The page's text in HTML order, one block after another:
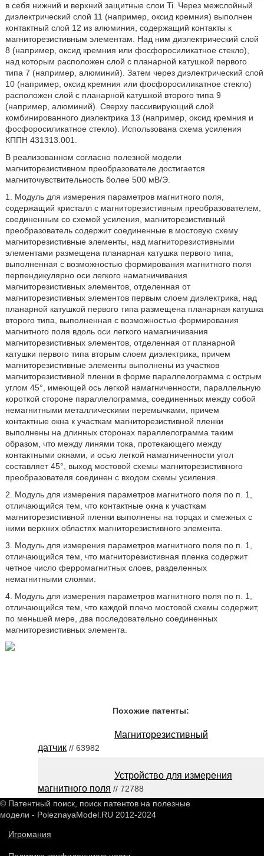
в себя нижний и верхний защитные слои Ti. Через межслойный
диэлектрический слой 11 (например, оксид кремния) выполнен
контактный слой 12 из алюминия, содержащий контакты к
магниторезистивным элементам. Над ним диэлектрический слой
8 (например, оксид кремния или фосфоросиликатное стекло),
над которым расположен слой с планарной катушкой первого
типа 7 (например, алюминий). Затем через диэлектрический слой
10 (например, оксид кремния или фосфоросиликатное стекло)
расположен слой с планарной катушкой второго типа 9
(например, алюминий). Сверху пассивирующий слой
комбинированного диэлектрика 13 (например, оксид кремния и
фосфоросиликатное стекло). Использована схема усиления
КППН 431313.001.
В реализованном согласно полезной модели
магниторезистивном преобразователе достигается
магниточувствительность более 500 мВ/Э.
1. Модуль для измерения параметров магнитного поля,
содержащий кристалл с магниторезистивным преобразователем,
соединенным со схемой усиления, магниторезистивный
преобразователь содержит соединенные в мостовую схему
магниторезистивные элементы, над магниторезистивными
элементами размещена планарная катушка первого типа,
выполненная с возможностью формирования магнитного поля
перпендикулярно оси легкого намагничивания
магниторезистивных элементов, отделенная от
магниторезистивных элементов первым слоем диэлектрика, над
планарной катушкой первого типа размещена планарная катушка
второго типа, выполненная с возможностью формирования
магнитного поля вдоль оси легкого намагничивания
магниторезистивных элементов, отделенная от планарной
катушки первого типа вторым слоем диэлектрика, причем
магниторезистивные элементы выполнены из участков
магниторезистивной пленки в форме параллелограмма с острым
углом 45°, имеющей ось легкой намагниченности, параллельную
короткой стороне параллелограмма, соединенных между собой
немагнитными металлическими перемычками, причем
контактные окна к участкам магниторезистивной пленки
выполнены на длинных сторонах параллелограмма таким
образом, что между линями тока, протекающего между
контактными окнами, и осью легкой намагниченности угол
составляет 45°, выход мостовой схемы магниторезистивного
преобразователя соединен с входом схемы усиления.
2. Модуль для измерения параметров магнитного поля по п. 1,
отличающийся тем, что контактные окна к участкам
магниторезистивной пленки выполнены на торцах и смежных с
ними верхних областях магниторезистивного элемента.
3. Модуль для измерения параметров магнитного поля по п. 1,
отличающийся тем, что магниторезистивная пленка содержит
четное число ферромагнитных слоев, разделенных
немагнитными слоями.
4. Модуль для измерения параметров магнитного поля по п. 1,
отличающийся тем, что каждой плечо мостовой схемы содержит,
по меньшей мере, два последовательно соединенных
магниторезистивных элемента.
Похожие патенты:
Магниторезистивный
датчик // 63982
Устройство для измерения
магнитного поля // 72788
© Патентный поиск, поиск патентов на полезные
модели - PoleznayaModel.RU 2012-2024
Игромания